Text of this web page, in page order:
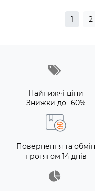
1 2
Найнижчі ціни
Знижки до -60%
Повернення та обмін
протягом 14 днів